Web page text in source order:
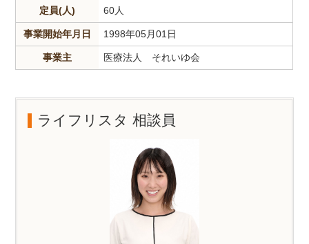
定員(人) 60人
事業開始年月日 1998年05月01日
事業主 医療法人 それいゆ会
ライフリスタ 相談員